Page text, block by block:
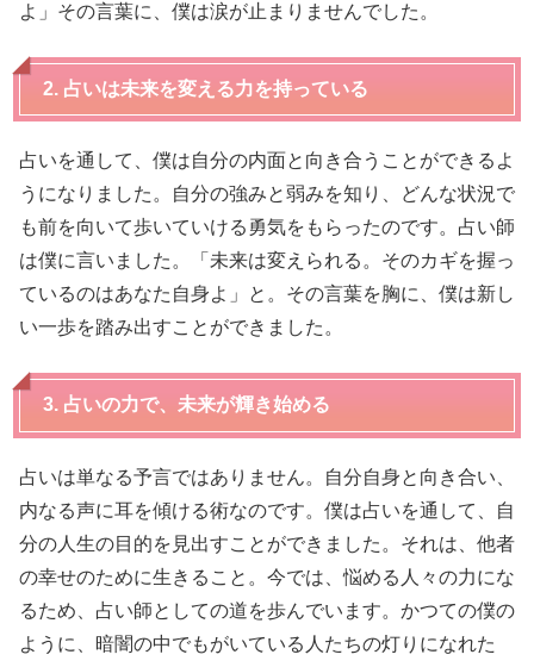
よ」その言葉に、僕は涙が止まりませんでした。
2. 占いは未来を変える力を持っている
占いを通して、僕は自分の内面と向き合うことができるよ
うになりました。自分の強みと弱みを知り、どんな状況で
も前を向いて歩いていける勇気をもらったのです。占い師
は僕に言いました。「未来は変えられる。そのカギを握っ
ているのはあなた自身よ」と。その言葉を胸に、僕は新し
い一歩を踏み出すことができました。
3. 占いの力で、未来が輝き始める
占いは単なる予言ではありません。自分自身と向き合い、
内なる声に耳を傾ける術なのです。僕は占いを通して、自
分の人生の目的を見出すことができました。それは、他者
の幸せのために生きること。今では、悩める人々の力にな
るため、占い師としての道を歩んでいます。かつての僕の
ように、暗闇の中でもがいている人たちの灯りになれた